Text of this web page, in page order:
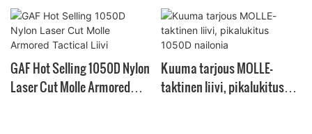
GAF Hot Selling 1050D Nylon
Laser Cut Molle Armored
Kuuma tarjous MOLLE-
taktinen liivi, pikalukitus